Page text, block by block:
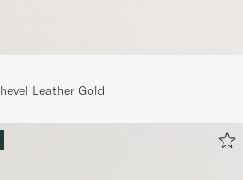
Leather Gold